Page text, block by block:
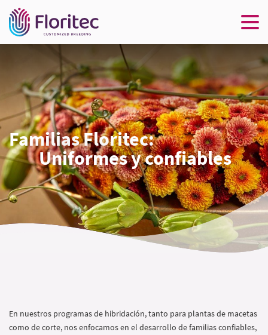
Familias Floritec:
Uniformes y confiables
En nuestros programas de hibridación, tanto para plantas de macetas
como de corte, nos enfocamos en el desarrollo de familias confiables,